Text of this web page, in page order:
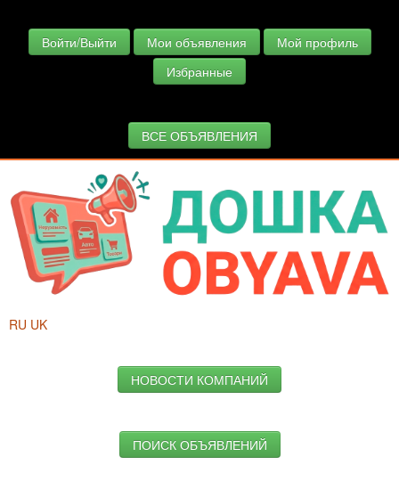
Войти/Выйти Мои объявления
Мой профиль
Избранные
ВСЕ ОБЪЯВЛЕНИЯ
RU UK
НОВОСТИ КОМПАНИЙ
ПОИСК ОБЪЯВЛЕНИЙ